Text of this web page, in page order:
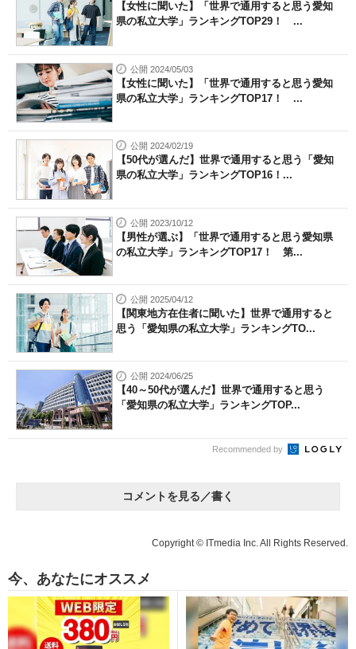
ちょっと気になるネットの話題【女性に聞いた】「世界で通用すると思う愛知
県の私立大学」ランキングTOP29！ ...
公開 2024/05/03
【女性に聞いた】「世界で通用すると思う愛知
県の私立大学」ランキングTOP17！ ...
公開 2024/02/19
【50代が選んだ】世界で通用すると思う「愛知
県の私立大学」ランキングTOP16！...
公開 2023/10/12
【男性が選ぶ】「世界で通用すると思う愛知県
の私立大学」ランキングTOP17！ 第...
公開 2025/04/12
【関東地方在住者に聞いた】世界で通用すると
思う「愛知県の私立大学」ランキングTO...
公開 2024/06/25
【40～50代が選んだ】世界で通用すると思う
「愛知県の私立大学」ランキングTOP...
Recommended by
コメントを見る／書く
Copyright © ITmedia Inc. All Rights Reserved.
今、あなたにオススメ